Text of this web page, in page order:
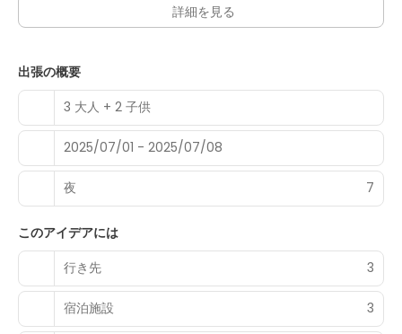
詳細を見る
出張の概要
3 大人 + 2 子供
2025/07/01 - 2025/07/08
夜 7
このアイデアには
行き先
3
宿泊施設 3